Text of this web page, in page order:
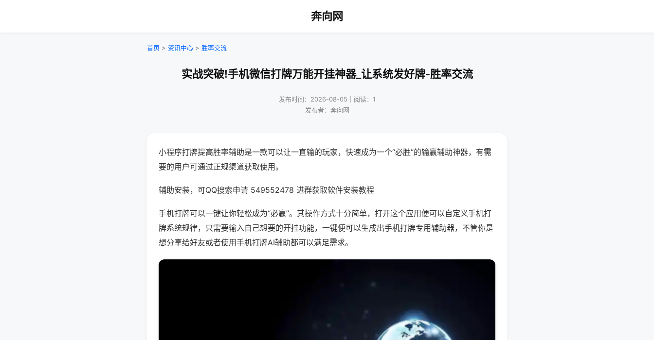
奔向网
首页 > 资讯中心 > 胜率交流
实战突破!手机微信打牌万能开挂神器_让系统发好牌-胜率交流
发布时间：2026-08-05｜阅读：1
发布者：奔向网
小程序打牌提高胜率辅助是一款可以让一直输的玩家，快速成为一个“必胜”的输赢辅助神器，有需
要的用户可通过正规渠道获取使用。
辅助安装，可QQ搜索申请 549552478 进群获取软件安装教程
手机打牌可以一键让你轻松成为“必赢”。其操作方式十分简单，打开这个应用便可以自定义手机打
牌系统规律，只需要输入自己想要的开挂功能，一键便可以生成出手机打牌专用辅助器，不管你是
想分享给好友或者使用手机打牌AI辅助都可以满足需求。